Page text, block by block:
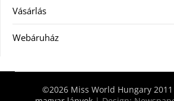
Vásárlás
Webáruház
©2026 Miss World Hungary